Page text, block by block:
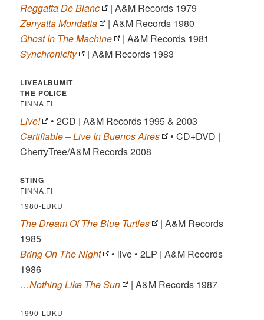
Reggatta De Blanc
| A&M Records 1979
Zenyatta Mondatta
| A&M Records 1980
Ghost In The Machine
| A&M Records 1981
Synchronicity
| A&M Records 1983
LIVEALBUMIT
THE POLICE
FINNA.FI
Live!
• 2CD | A&M Records 1995 & 2003
Certifiable – Live In Buenos Aires
• CD+DVD |
CherryTree/A&M Records 2008
STING
FINNA.FI
1980-LUKU
The Dream Of The Blue Turtles
| A&M Records
1985
Bring On The Night
• live • 2LP | A&M Records
1986
…Nothing Like The Sun
| A&M Records 1987
1990-LUKU